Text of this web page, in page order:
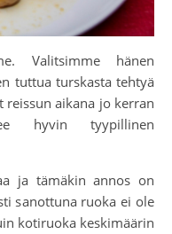
Valitsimme hänen
tuttua turskasta tehtyä
reissun aikana jo kerran
hyvin tyypillinen
ja tämäkin annos on
sanottuna ruoka ei ole
kotiruoka keskimäärin